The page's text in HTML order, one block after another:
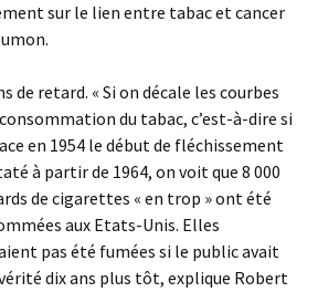
sur le lien entre tabac et cancer
de retard. « Si on décale les courbes
du tabac, c’est-à-dire si
en 1954 le début de fléchissement
à partir de 1964, on voit que 8 000
de cigarettes « en trop » ont été
aux Etats-Unis. Elles
pas été fumées si le public avait
dix ans plus tôt, explique Robert